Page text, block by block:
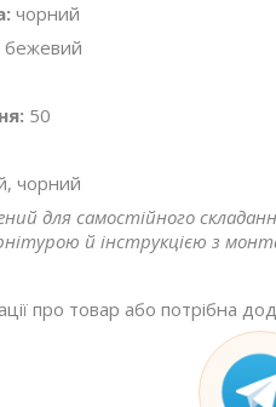
чорний
бежевий
50
чорний
для самостійного
й інструкцією з
про товар або потрібна